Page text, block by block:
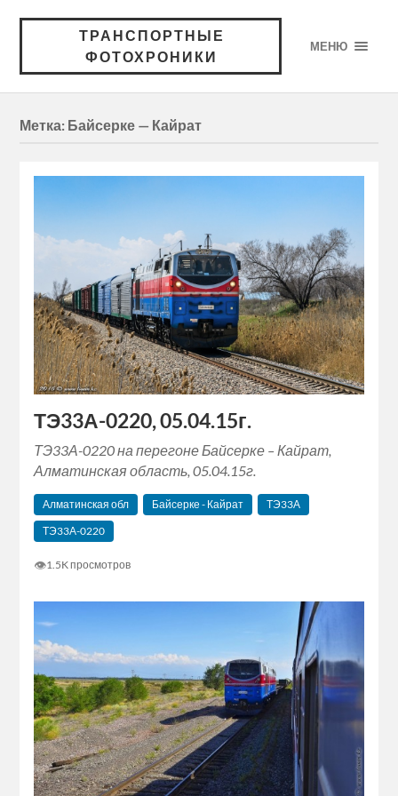
ТРАНСПОРТНЫЕ
ФОТОХРОНИКИ
МЕНЮ
Метка: Байсерке — Кайрат
ТЭ33А-0220, 05.04.15г.
ТЭ33А-0220 на перегоне Байсерке – Кайрат,
Алматинская область, 05.04.15г.
Алматинская обл Байсерке - Кайрат
ТЭ33А
ТЭ33А-0220
👁1.5K просмотров